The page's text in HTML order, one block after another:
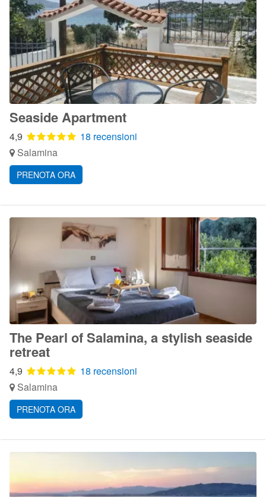
Seaside Apartment
4,9
18 recensioni
Salamina
PRENOTA ORA
The Pearl of Salamina, a stylish seaside
retreat
4,9
18 recensioni
Salamina
PRENOTA ORA